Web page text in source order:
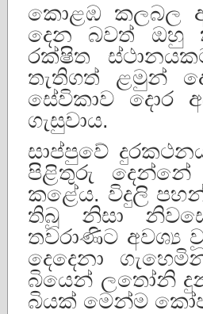
කොළඹ කලබල
දෙන බවත් ඔහු
රක්ෂිත
තැතිගත් ළමුන්
සේවිකාව දොර
ගැසුවාය.
සාප්පුවේ
පිළිතුරු දෙන්නේ
කළේය. විදුලි
තිබූ නිසා
තවරාණිට අවශ්‍ය
දෙදෙනා
බියෙන් ලතෝනි
බියක් මෙන්ම